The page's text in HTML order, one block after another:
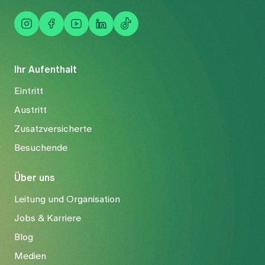
Ihr Aufenthalt
Eintritt
Austritt
Zusatzversicherte
Besuchende
Über uns
Leitung und Organisation
Jobs & Karriere
Blog
Medien